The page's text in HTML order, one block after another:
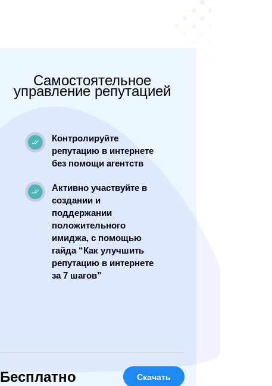
Самостоятельное
управление репутацией
Контролируйте
репутацию в интернете
без помощи агентств
Активно участвуйте в
создании и
поддержании
положительного
имиджа, с помощью
гайда “Как улучшить
репутацию в интернете
за 7 шагов”
Бесплатно Скачать